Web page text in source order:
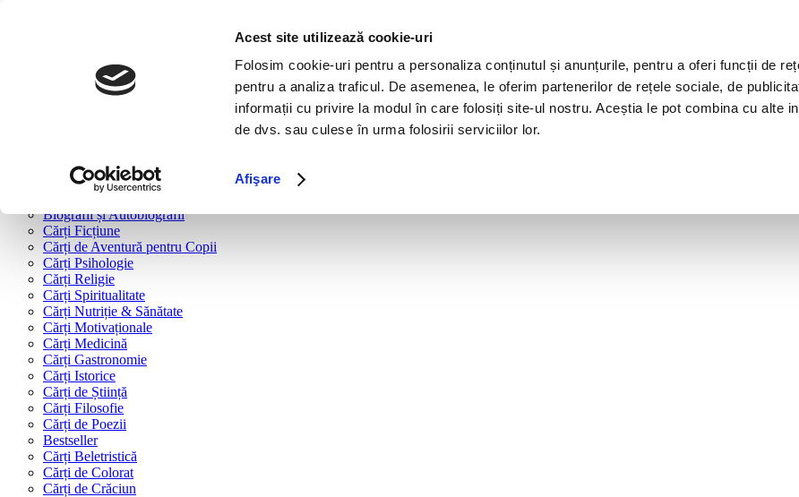
Acest site utilizează cookie-uri
Folosim cookie-uri pentru a personaliza conținutul și anunțurile, pentru a oferi funcții de
pentru a analiza traficul. De asemenea, le oferim partenerilor de rețele sociale, de
informații cu privire la modul în care folosiți site-ul nostru. Aceștia le pot combina cu alte
de dvs. sau culese în urma folosirii serviciilor lor.
Afişare
Cărți după tipologie
Cărți Dezvoltare Personală
Cărți Familie & Cuplu
Biografii și Autobiografii
Cărți Ficțiune
Cărți de Aventură pentru Copii
Cărți Psihologie
Cărți Religie
Cărți Spiritualitate
Cărți Nutriție & Sănătate
Cărți Motivaționale
Cărți Medicină
Cărți Gastronomie
Cărți Istorice
Cărți de Știință
Cărți Filosofie
Cărți de Poezii
Bestseller
Cărți Beletristică
Cărți de Colorat
Cărți de Crăciun